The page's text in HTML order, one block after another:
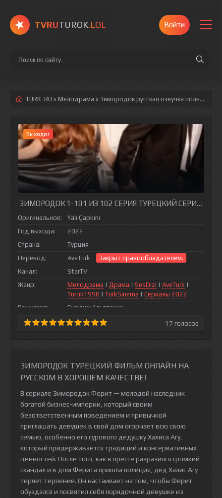
TVRUTUROK.LOL Войти
TURK-RU » Мелодрама » Зимородокрусская озвучка полностью смотреть онлайн!
Выходит
ЗИМОРОДОК 1-101 ИЗ 102 СЕРИЯ ТУРЕЦКИЙ СЕРИАЛ НА
Оригинальное:
Yalı Çapkını
Год выхода:
2022
Страна:
Турция
Перевод:
AveTurk -
Закрыт правообладателем.
Канал:
StarTV
Жанр:
Мелодрама | Драма | SesDizi | AveTurk |
Turok1990 | TurkSinema | Сериалы 2022
Режиссер:
Бурджу Альптекин
17 голосов
ЗИМОРОДОК ТУРЕЦКИЙ ФИЛЬМ ОНЛАЙН НА
РУССКОМ В ХОРОШЕМ КАЧЕСТВЕ!
В сериале Зимородок Ферит — молодой наследник
богатой бизнес-империи, который своим
безответственным поведением и привычкой
приглашать девушек в свой дом огорчает всю свою
семью, особенно его сурового дедушку Халиса Агу,
который придерживается традиций и консервативных
ценностей. После того, как в прессе разразился громкий
скандал и в дом Ферита пришла полиция, дед Халис Агу
теряет терпение. Он настаивает на том, чтобы Ферит
обуздался и посвятил себя порядочной девушке из